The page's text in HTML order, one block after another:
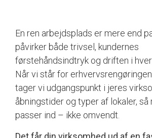
En ren arbejdsplads er mere end
påvirker både trivsel, kundernes
førstehåndsindtryk og driften i
Når vi står for
tager vi udgangspunkt i jeres
åbningstider og typer af lokaler, så
passer ind – ikke omvendt.